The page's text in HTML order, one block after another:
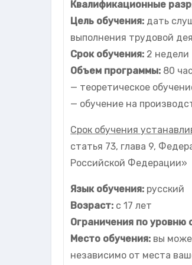
Квалификационные
Цель обучения: дать
выполнения трудовой
Срок обучения: 2 недели
Объем программы: 80
— теоретическое
— обучение на
Срок обучения
статья 73, глава 9,
Российской Федерации»
Язык обучения: русский
Возраст: с 17 лет
Ограничения по уровню
Место обучения: вы
независимо от места